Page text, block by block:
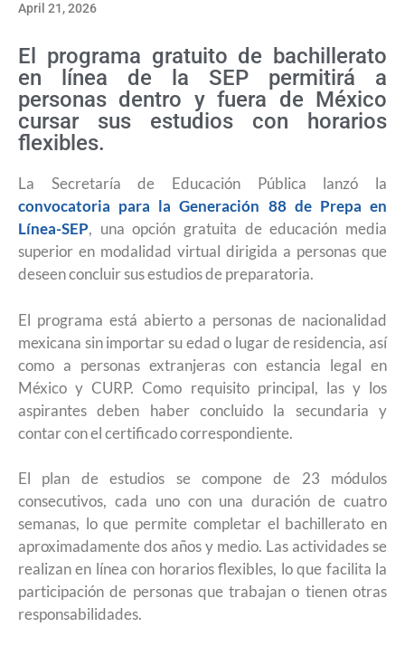
April 21, 2026
El programa gratuito de bachillerato
en línea de la SEP permitirá a
personas dentro y fuera de México
cursar sus estudios con horarios
flexibles.
La Secretaría de Educación Pública lanzó la
convocatoria para la Generación 88 de Prepa en
Línea-SEP, una opción gratuita de educación media
superior en modalidad virtual dirigida a personas que
deseen concluir sus estudios de preparatoria.
El programa está abierto a personas de nacionalidad
mexicana sin importar su edad o lugar de residencia, así
como a personas extranjeras con estancia legal en
México y CURP. Como requisito principal, las y los
aspirantes deben haber concluido la secundaria y
contar con el certificado correspondiente.
El plan de estudios se compone de 23 módulos
consecutivos, cada uno con una duración de cuatro
semanas, lo que permite completar el bachillerato en
aproximadamente dos años y medio. Las actividades se
realizan en línea con horarios flexibles, lo que facilita la
participación de personas que trabajan o tienen otras
responsabilidades.